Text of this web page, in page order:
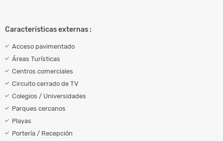
Características externas :
Acceso pavimentado
Áreas Turísticas
Centros comerciales
Circuito cerrado de TV
Colegios / Universidades
Parques cercanos
Playas
Portería / Recepción